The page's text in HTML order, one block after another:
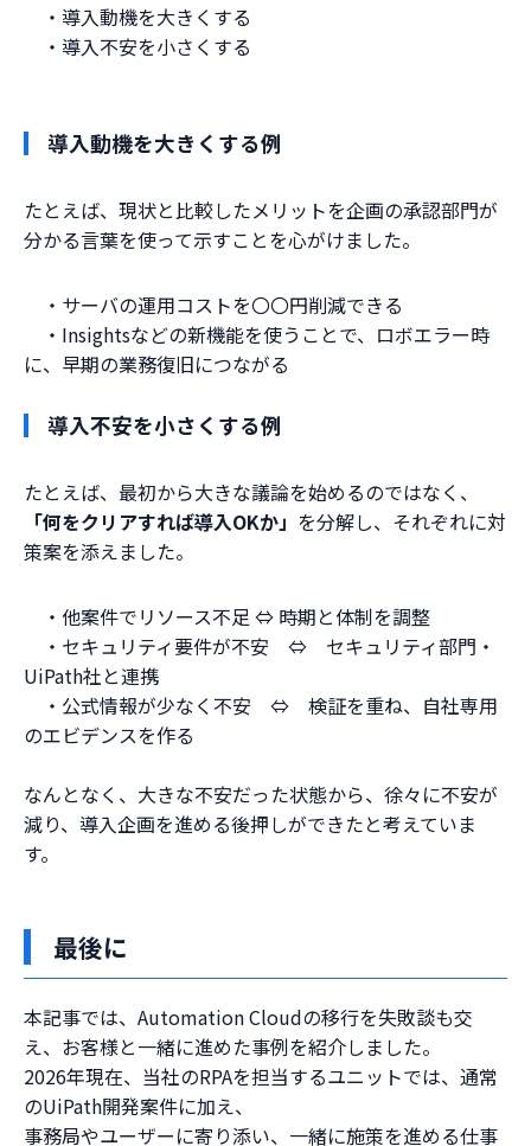
・導入動機を大きくする
・導入不安を小さくする
導入動機を大きくする例
たとえば、現状と比較したメリットを企画の承認部門が
分かる言葉を使って示すことを心がけました。
・サーバの運用コストを〇〇円削減できる
・Insightsなどの新機能を使うことで、ロボエラー時
に、早期の業務復旧につながる
導入不安を小さくする例
たとえば、最初から大きな議論を始めるのではなく、
「何をクリアすれば導入OKか」 を分解し、それぞれに対
策案を添えました。
・他案件でリソース不足 ⇔ 時期と体制を調整
・セキュリティ要件が不安 ⇔ セキュリティ部門・
UiPath社と連携
・公式情報が少なく不安 ⇔ 検証を重ね、自社専用
のエビデンスを作る
なんとなく、大きな不安だった状態から、徐々に不安が
減り、導入企画を進める後押しができたと考えていま
す。
最後に
本記事では、Automation Cloudの移行を失敗談も交
え、お客様と一緒に進めた事例を紹介しました。
2026年現在、当社のRPAを担当するユニットでは、通常
のUiPath開発案件に加え、
事務局やユーザーに寄り添い、一緒に施策を進める仕事